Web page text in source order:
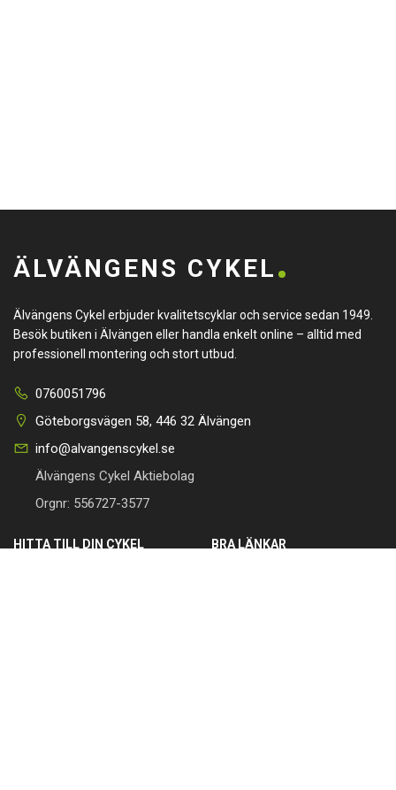
ÄLVÄNGENS CYKEL
Älvängens Cykel erbjuder kvalitetscyklar och service sedan 1949.
Besök butiken i Älvängen eller handla enkelt online – alltid med
professionell montering och stort utbud.
0760051796
Göteborgsvägen 58, 446 32 Älvängen
info@alvangenscykel.se
Älvängens Cykel Aktiebolag
Orgnr: 556727-3577
HITTA TILL DIN CYKEL BRA LÄNKAR